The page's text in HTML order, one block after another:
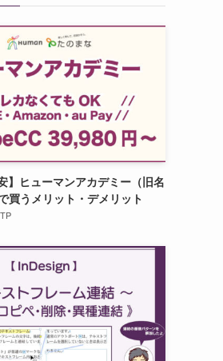
】ヒューマンアカデミー（旧名
買うメリット・デメリット